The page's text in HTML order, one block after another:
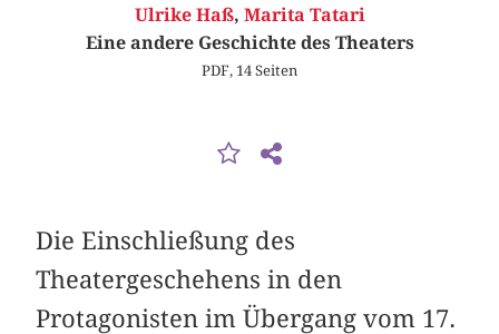
Ulrike Haß, Marita Tatari
Eine andere Geschichte des Theaters
PDF, 14 Seiten
Die Einschließung des
Theatergeschehens in den
Protagonisten im Übergang vom 17.